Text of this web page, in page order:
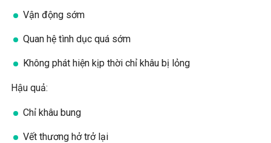
Vận động sớm
Quan hệ tình dục quá sớm
Không phát hiện kịp thời chỉ khâu bị lỏng
Hậu quả:
Chỉ khâu bung
Vết thương hở trở lại